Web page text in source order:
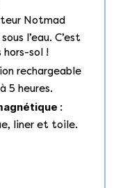
Notmad
l’eau. C’est
hors-sol !
rechargeable
5 heures.
:
liner et toile.